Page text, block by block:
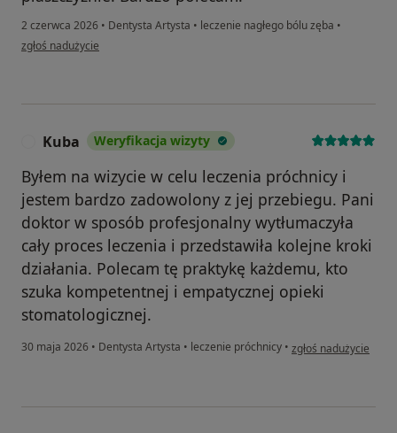
2 czerwca 2026 • Dentysta Artysta • leczenie nagłego bólu zęba •
w opinii użytkownika Karolina
zgłoś nadużycie
Kuba Weryfikacja wizyty
Byłem na wizycie w celu leczenia próchnicy i
jestem bardzo zadowolony z jej przebiegu. Pani
doktor w sposób profesjonalny wytłumaczyła
cały proces leczenia i przedstawiła kolejne kroki
działania. Polecam tę praktykę każdemu, kto
szuka kompetentnej i empatycznej opieki
stomatologicznej.
30 maja 2026 • Dentysta Artysta • leczenie próchnicy • w opinii użytkownika
zgłoś nadużycie